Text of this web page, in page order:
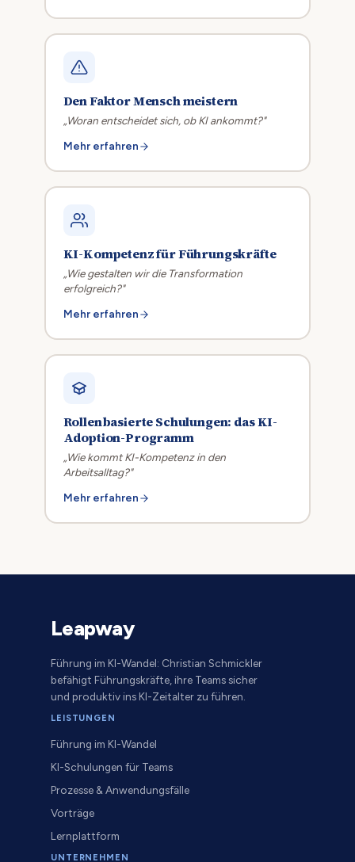
Den Faktor Mensch meistern
„Woran entscheidet sich, ob KI ankommt?"
Mehr erfahren
KI-Kompetenz für Führungskräfte
„Wie gestalten wir die Transformation
erfolgreich?"
Mehr erfahren
Rollenbasierte Schulungen: das KI-
Adoption-Programm
„Wie kommt KI-Kompetenz in den
Arbeitsalltag?"
Mehr erfahren
Leapway
Führung im KI-Wandel: Christian Schmickler
befähigt Führungskräfte, ihre Teams sicher
und produktiv ins KI-Zeitalter zu führen.
LEISTUNGEN
Führung im KI-Wandel
KI-Schulungen für Teams
Prozesse & Anwendungsfälle
Vorträge
Lernplattform
UNTERNEHMEN